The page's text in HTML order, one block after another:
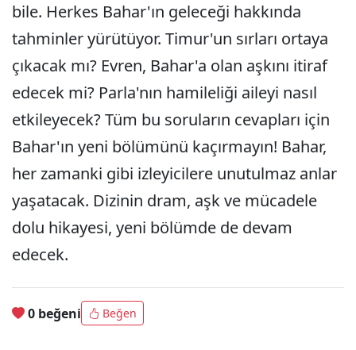
bile. Herkes Bahar'ın geleceği hakkında
tahminler yürütüyor. Timur'un sırları ortaya
çıkacak mı? Evren, Bahar'a olan aşkını itiraf
edecek mi? Parla'nın hamileliği aileyi nasıl
etkileyecek? Tüm bu soruların cevapları için
Bahar'ın yeni bölümünü kaçırmayın! Bahar,
her zamanki gibi izleyicilere unutulmaz anlar
yaşatacak. Dizinin dram, aşk ve mücadele
dolu hikayesi, yeni bölümde de devam
edecek.
0 beğeni Beğen